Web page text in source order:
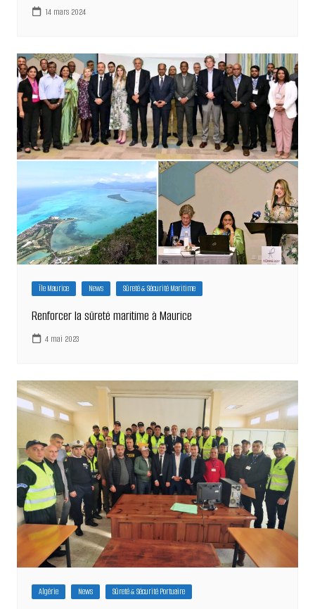
14 mars 2024
Île Maurice News Sûreté & Sécurité Maritime
Renforcer la sûreté maritime à Maurice
4 mai 2023
Algérie News Sûreté & Sécurité Portuaire